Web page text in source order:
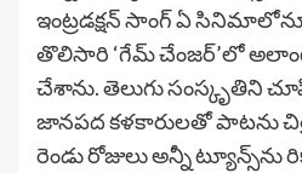
ఇంట్ర‌డ‌క్ష‌న్ సాంగ్ ఏ
తొలిసారి ‘గేమ్ చేంజర్’లో
చేశాను. తెలుగు సంస్కృతిని
జాన‌ప‌ద క‌ళ‌కారుల‌తో పాట‌ను
రెండు రోజులు అన్నీ